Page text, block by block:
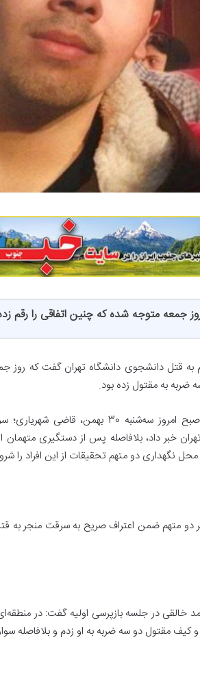
جمعه متوجه شده که چنین اتفاقی را رقم
به قتل دانشجوی دانشگاه تهران گفت که روز
ضربه به مقتول زده بود.
به گزارش تسنیم، صبح امروز سه‌شنبه
خبر داد، بلافاصله پس از دستگیری
نگهداری دو‌ متهم تحقیقات از این افراد را
دو‌ متهم ضمن اعتراف صریح به سرقت منجر به
خالقی در جلسه بازپرسی اولیه گفت: در
مقتول دو سه ضربه به او‌ زدم و بلافاصله